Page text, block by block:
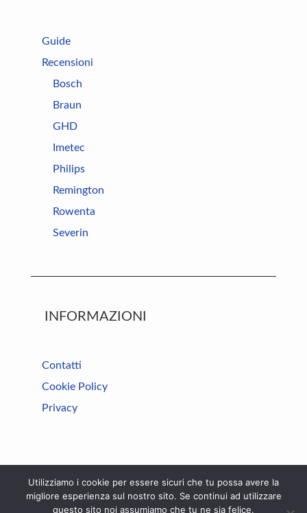
Guide
Recensioni
Bosch
Braun
GHD
Imetec
Philips
Remington
Rowenta
Severin
INFORMAZIONI
Contatti
Cookie Policy
Privacy
Il sito partecipa a programmi di affiliazione come il Programma Affiliazione
Amazon EU, un programma di affiliazione che permette ai siti web di
Utilizziamo i cookie per essere sicuri che tu possa avere la
migliore esperienza sul nostro sito. Se continui ad utilizzare
questo sito noi assumiamo che tu ne sia felice.